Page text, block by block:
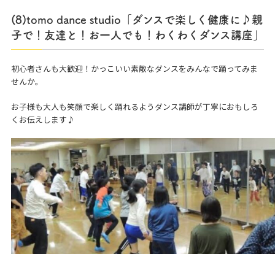
(8)tomo dance studio「ダンスで楽しく健康に♪親
子で！友達と！お一人でも！わくわくダンス講座」
初心者さんも大歓迎！かっこいい素敵なダンスをみんなで踊ってみま
せんか。
お子様も大人も笑顔で楽しく踊れるようダンス講師が丁寧におもしろ
くお伝えします♪